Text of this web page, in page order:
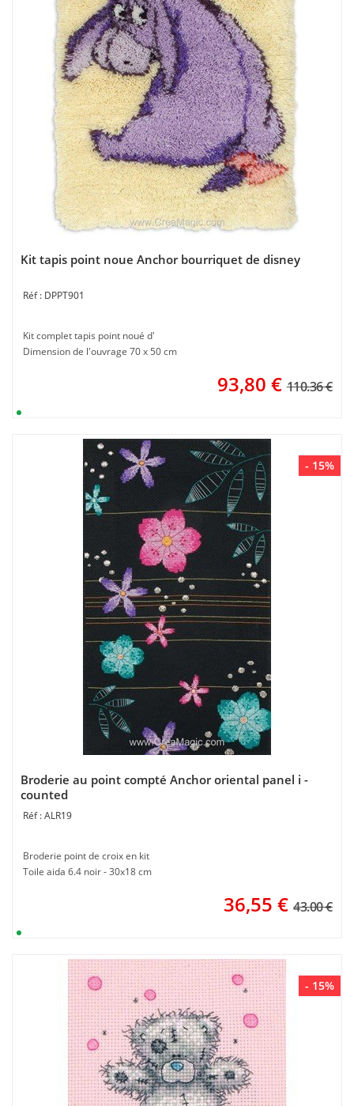
Kit tapis point noue Anchor bourriquet de disney
DPPT901
Kit complet tapis point noué d'
Dimension de l'ouvrage 70 x 50 cm
93,80 € 110.36 €
- 15%
Broderie au point compté Anchor oriental panel i -
counted
ALR19
Broderie point de croix en kit
Toile aida 6.4 noir - 30x18 cm
36,55 € 43.00 €
- 15%